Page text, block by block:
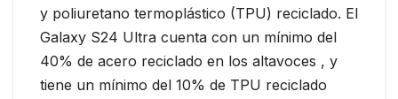
y poliuretano termoplástico (TPU) reciclado. El
Galaxy S24 Ultra cuenta con un mínimo del
40% de acero reciclado en los altavoces , y
tiene un mínimo del 10% de TPU reciclado